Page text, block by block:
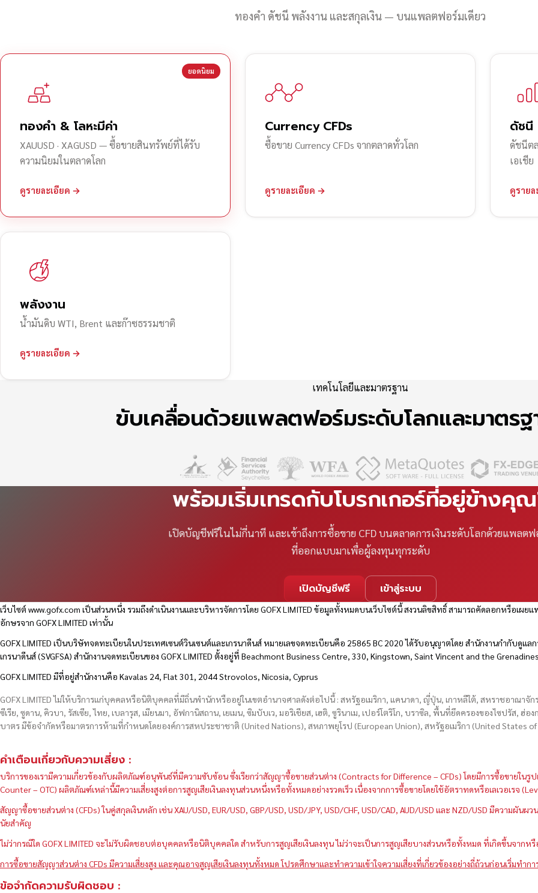
ทองคำ ดัชนี พลังงาน และสกุลเงิน — บนแพลตฟอร์มเดียว
ยอดนิยม
ทองคำ & โลหะมีค่า
XAUUSD · XAGUSD — ซื้อขายสินทรัพย์ที่ได้รับ
ความนิยมในตลาดโลก
ดูรายละเอียด →
Currency CFDs
ซื้อขาย Currency CFDs จากตลาดทั่วโลก
ดูรายละเอียด →
ดัชนี
ดัชนีต
เอเชีย
ดูราย
พลังงาน
น้ำมันดิบ WTI, Brent และก๊าซธรรมชาติ
ดูรายละเอียด →
เทคโนโลยีและมาตรฐาน
ขับเคลื่อนด้วยแพลตฟอร์มระดับโลกและมาตรฐ
พร้อมเริ่มเทรดกับโบรกเกอร์ที่อยู่ข้างคุ
เปิดบัญชีฟรีในไม่กี่นาที และเข้าถึงการซื้อขาย CFD บนตลาดการเงินระดับโลกด้วยแพลตฟ
ที่ออกแบบมาเพื่อผู้ลงทุนทุกระดับ
เปิดบัญชีฟรี เข้าสู่ระบบ
เว็บไซต์www.gofx.com เป็นส่วนหนึ่ง รวมถึงดำเนินงานและบริหารจัดการโดย GOFX LIMITED ข้อมูลทั้งหมดบนเว็บไซต์นี้ สงวนลิขสิทธิ์ สามารถคัดลอกหรือเผ
อักษรจาก GOFX LIMITED เท่านั้น
GOFX LIMITED เป็นบริษัทจดทะเบียนในประเทศเซนต์วินเซนต์และเกรนาดีนส์ หมายเลขจดทะเบียนคือ 25865 BC 2020 ได้รับอนุญาตโดย สำนักงานกำกับดูแล
เกรนาดีนส์ (SVGFSA) สำนักงานจดทะเบียนของ GOFX LIMITED ตั้งอยู่ที่ Beachmont Business Centre, 330, Kingstown, Saint Vincent and the Grenadines
GOFX LIMITED มีที่อยู่สำนักงานคือ Kavalas 24, Flat 301, 2044 Strovolos, Nicosia, Cyprus
GOFX LIMITED ไม่ให้บริการแก่บุคคลหรือนิติบุคคลที่มีถิ่นพำนักหรืออยู่ในเขตอำนาจศาลดังต่อไปนี้ : สหรัฐอเมริกา, แคนาดา, ญี่ปุ่น, เกาหลีใต้, สหราชอาณาจั
ซีเรีย, ซูดาน, คิวบา, รัสเซีย, ไทย, เบลารุส, เมียนมา, อัฟกานิสถาน, เยเมน, ซิมบับเว, มอริเชียส, เฮติ, ซูรินาเม, เปอร์โตริโก, บราซิล, พื้นที่ยึดครองของไซปรัส, ฮ่อ
บาตร มีข้อจำกัดหรือมาตรการห้ามที่กำหนดโดยองค์การสหประชาชาติ (United Nations), สหภาพยุโรป (European Union), สหรัฐอเมริกา (United States
คำเตือนเกี่ยวกับความเสี่ยง :
บริการของเรามีความเกี่ยวข้องกับผลิตภัณฑ์อนุพันธ์ที่มีความซับซ้อน ซึ่งเรียกว่าสัญญาซื้อขายส่วนต่าง (Contracts for Difference – CFDs) โดยมีการซื้อขายใ
Counter – OTC) ผลิตภัณฑ์เหล่านี้มีความเสี่ยงสูงต่อการสูญเสียเงินลงทุนส่วนหนึ่งหรือทั้งหมดอย่างรวดเร็ว เนื่องจากการซื้อขายโดยใช้อัตราทดหรือเลเวอเรจ
สัญญาซื้อขายส่วนต่าง (CFDs) ในคู่สกุลเงินหลัก เช่น XAU/USD, EUR/USD, GBP/USD, USD/JPY, USD/CHF, USD/CAD, AUD/USD และ NZD/USD มีความผัน
นัยสำคัญ
ไม่ว่ากรณีใด GOFX LIMITED จะไม่รับผิดชอบต่อบุคคลหรือนิติบุคคลใด สำหรับการสูญเสียเงินลงทุน ไม่ว่าจะเป็นการสูญเสียบางส่วนหรือทั้งหมด ที่เกิดขึ้นจากหรื
การซื้อขายสัญญาส่วนต่าง CFDs มีความเสี่ยงสูง และคุณอาจสูญเสียเงินลงทุนทั้งหมด โปรดศึกษาและทำความเข้าใจความเสี่ยงที่เกี่ยวข้องอย่างถี่ถ้วนก่อนเริ่มทำกา
ข้อจำกัดความรับผิดชอบ :